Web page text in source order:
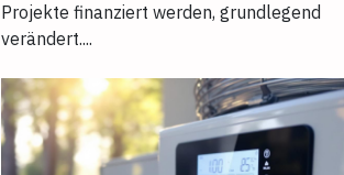
elektronische Unterschrift
Projekte finanziert werden, grundlegend
verändert....